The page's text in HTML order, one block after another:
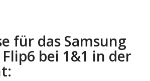
für das Samsung
Flip6 bei 1&1 in der